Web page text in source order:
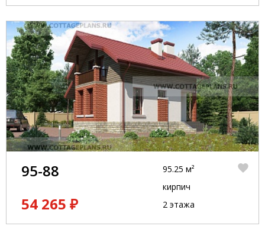
95-88
54 265 ₽
95.25 м²
кирпич
2 этажа